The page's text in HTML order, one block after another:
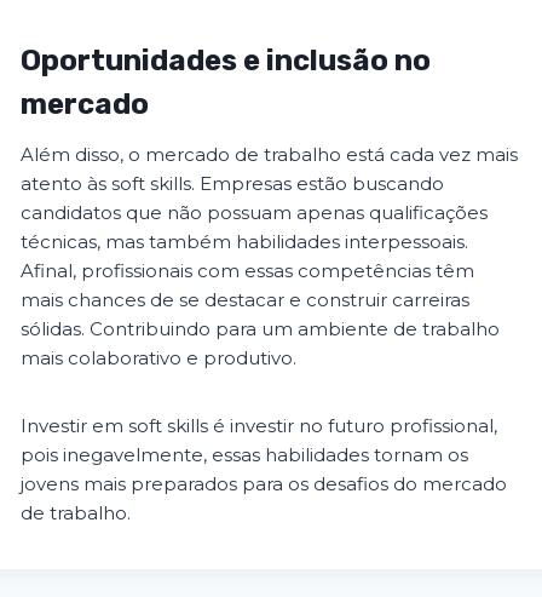
Oportunidades e inclusão no
mercado
Além disso, o mercado de trabalho está cada vez mais
atento às soft skills. Empresas estão buscando
candidatos que não possuam apenas qualificações
técnicas, mas também habilidades interpessoais.
Afinal, profissionais com essas competências têm
mais chances de se destacar e construir carreiras
sólidas. Contribuindo para um ambiente de trabalho
mais colaborativo e produtivo.
Investir em soft skills é investir no futuro profissional,
pois inegavelmente, essas habilidades tornam os
jovens mais preparados para os desafios do mercado
de trabalho.